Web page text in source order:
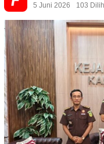
5 Juni 2026
103